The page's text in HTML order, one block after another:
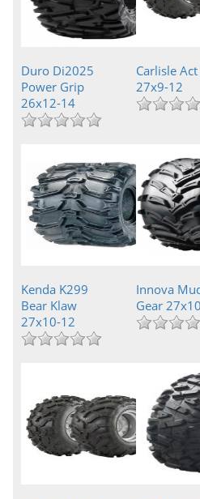
Duro Di2025
Power Grip
26x12-14
Carlisle Act
27x9-12
Kenda K299
Bear Klaw
27x10-12
Innova
Gear